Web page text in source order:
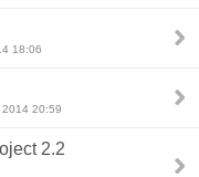
18:06
20:59
2.2